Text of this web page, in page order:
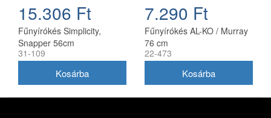
15.306 Ft
Fűnyírókés Simplicity,
Snapper 56cm
(1716695ASM)
31-109
7.290 Ft
Fűnyírókés AL-KO / Murray
76 cm
22-473